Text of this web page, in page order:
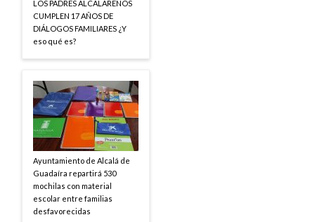
LOS PADRES ALCALAREÑOS
CUMPLEN 17 AÑOS DE
DIÁLOGOS FAMILIARES ¿Y
eso qué es?
Ayuntamiento de Alcalá de
Guadaíra repartirá 530
mochilas con material
escolar entre familias
desfavorecidas